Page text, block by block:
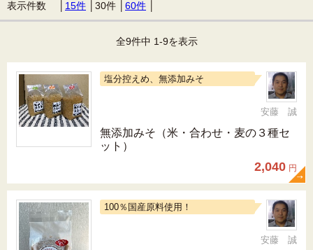
表示件数 │ 15件 30件 60件
全9件中 1-9を表示
塩分控えめ、無添加みそ
安藤 誠
無添加みそ（米・合わせ・麦の３種セ
ット）
2,040 円
100％国産原料使用！
安藤 誠